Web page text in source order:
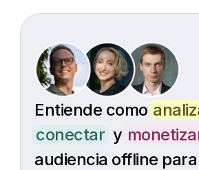
Entiende como
conectar y
audiencia offline para